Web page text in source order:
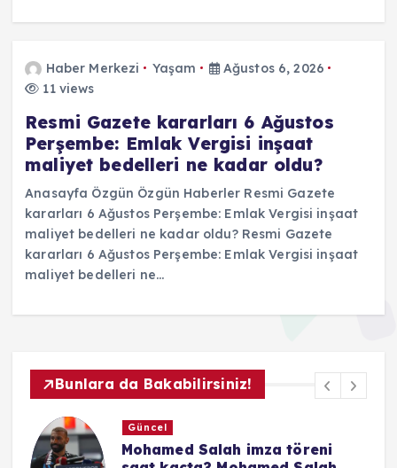
Haber Merkezi Yaşam
Ağustos 6, 2026
11 views
Resmi Gazete kararları 6 Ağustos
Perşembe: Emlak Vergisi inşaat
maliyet bedelleri ne kadar oldu?
Anasayfa Özgün Özgün Haberler Resmi Gazete
kararları 6 Ağustos Perşembe: Emlak Vergisi inşaat
maliyet bedelleri ne kadar oldu? Resmi Gazete
kararları 6 Ağustos Perşembe: Emlak Vergisi inşaat
maliyet bedelleri ne…
Bunlara da Bakabilirsiniz!
Güncel
Mohamed Salah imza töreni